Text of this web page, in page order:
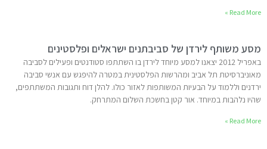
Read More »
מסע משותף לירדן של סביבתנים ישראלים ופלסטינים
באפריל 2012 יצאנו למסע מיוחד לירדן בו השתתפו סטודנטים ופעילים לסביבה
מאוניברסיטת תל אביב ומהרשות הפלסטינית במטרה להיפגש עם אנשי סביבה
ירדנים וללמוד על הבעיות המשותפות לאזור כולו. להלן דוח ותגובות המשתתפים,
שהיו נלהבות במיוחד. אור קטן בחשכת השלום המתרחק.
Read More »